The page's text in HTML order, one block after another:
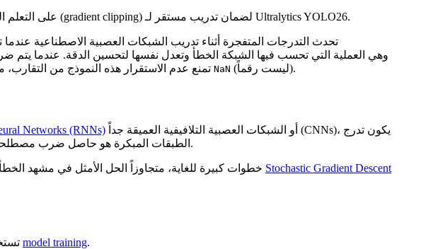
تعرف على كيفية تأثير تدرجات الانفجار (exploding gradients) على التعلم العميق واكتشف تقنيات التخفيف المثبتة مثل قص التدرج (gradient clipping) لضمان تدريب مستقر لـ Ultralytics YOLO26.
تحدث التدرجات المتفجرة أثناء تدريب الشبكات العصبية الاصطناعية
NaN (ليست رقماً).
Networks (RNNs)
الطبقات المبكرة هو حاصل ضرب مصطلحات من جميع الطبقات اللاحقة. إذا كانت هذه المصطلحات أكبر من 1.0، فإن الضرب المتكرر يعمل مثل تأثير كرة الثلج.
Stochastic Gradient Descent
model training.